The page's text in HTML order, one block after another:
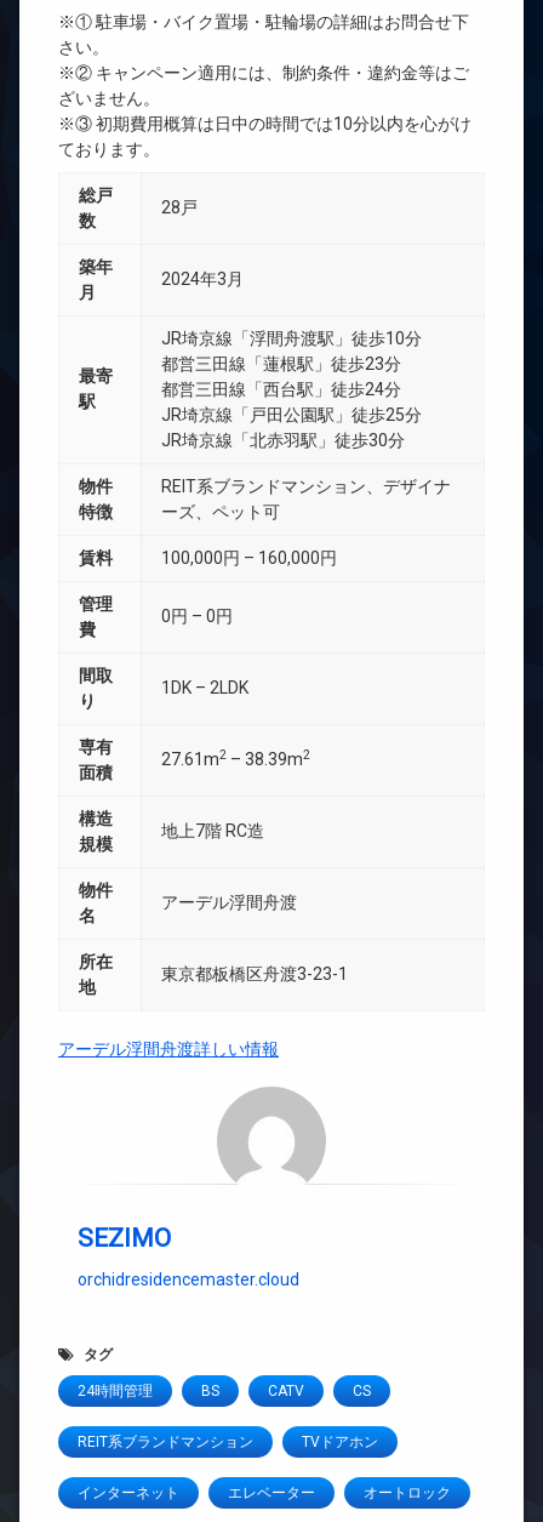
※① 駐車場・バイク置場・駐輪場の詳細はお問合せ下
さい。
※② キャンペーン適用には、制約条件・違約金等はご
ざいません。
※③ 初期費用概算は日中の時間では10分以内を心がけ
ております。
総戸
数
28戸
築年
月
2024年3月
最寄
駅
JR埼京線「浮間舟渡駅」徒歩10分
都営三田線「蓮根駅」徒歩23分
都営三田線「西台駅」徒歩24分
JR埼京線「戸田公園駅」徒歩25分
JR埼京線「北赤羽駅」徒歩30分
物件
特徴
REIT系ブランドマンション、デザイナ
ーズ、ペット可
賃料 100,000円 – 160,000円
管理
費
0円 – 0円
間取
り
1DK – 2LDK
専有
面積
27.61m2 – 38.39m2
構造
規模
地上7階 RC造
物件
名
アーデル浮間舟渡
所在
地
東京都板橋区舟渡3-23-1
アーデル浮間舟渡詳しい情報
SEZIMO
orchidresidencemaster.cloud
タグ
24時間管理 BS CATV CS
REIT系ブランドマンション TVドアホン
インターネット エレベーター オートロック